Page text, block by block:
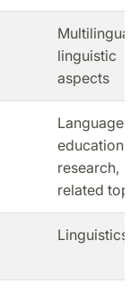
linguistic
aspects
Language -
education,
research,
related
Linguistics